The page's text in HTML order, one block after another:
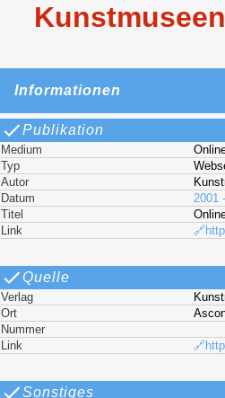
Informationen
Publikation
Medium
Typ
Autor
Datum
2001
Titel
Link
Quelle
Verlag
Ort
Nummer
Link
Sonstiges